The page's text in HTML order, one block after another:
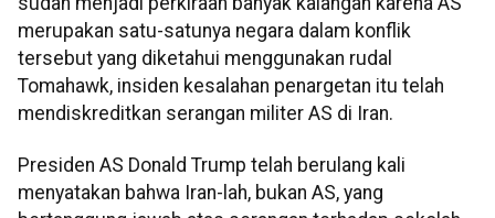
merupakan satu-satunya negara dalam konflik
tersebut yang diketahui menggunakan rudal
Tomahawk, insiden kesalahan penargetan itu telah
mendiskreditkan serangan militer AS di Iran.
Presiden AS Donald Trump telah berulang kali
menyatakan bahwa Iran-lah, bukan AS, yang